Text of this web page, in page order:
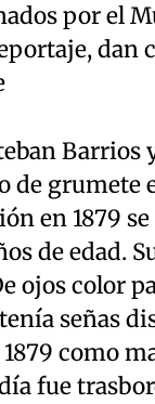
por el
dan
Barrios
de grumete
en 1879
de edad.
ojos color
señas
como
fue